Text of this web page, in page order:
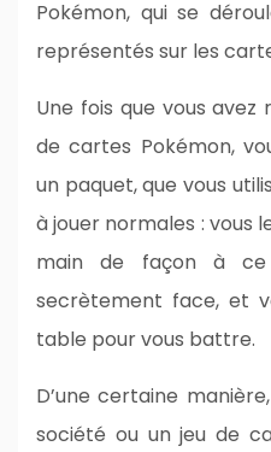
Pokémon, qui se
représentés sur les
Une fois que vous
de cartes Pokémon,
un paquet, que vous
à jouer normales : vous
main de façon à ce
secrètement face, et
table pour vous battre.
D’une certaine
société ou un jeu de